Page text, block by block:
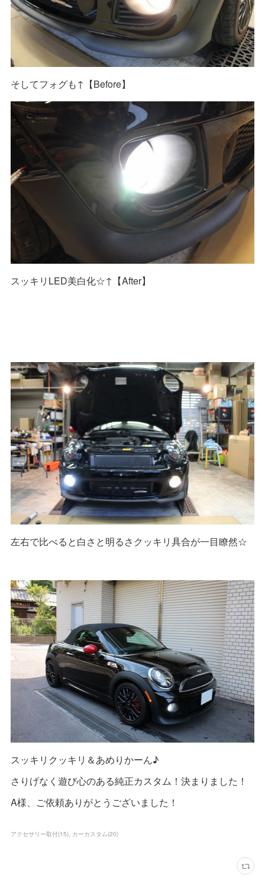
そしてフォグも↑【Before】
スッキリLED美白化☆↑【After】
左右で比べると白さと明るさクッキリ具合が一目瞭然☆
スッキリクッキリ＆あめりかーん♪
さりげなく遊び心のある純正カスタム！決まりました！
A様、ご依頼ありがとうございました！
アクセサリー取付(15) カーカスタム(20)